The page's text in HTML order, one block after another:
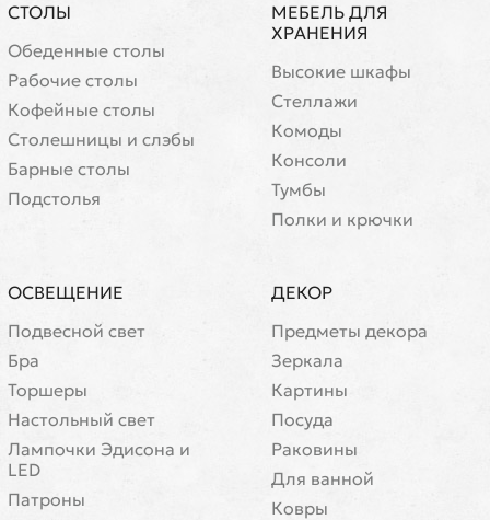
СТОЛЫ
Обеденные столы
Рабочие столы
Кофейные столы
Cтолешницы и слэбы
Барные столы
Подстолья
МЕБЕЛЬ ДЛЯ
ХРАНЕНИЯ
Высокие шкафы
Стеллажи
Комоды
Консоли
Тумбы
Полки и крючки
ОСВЕЩЕНИЕ
Подвесной свет
Бра
Торшеры
Настольный свет
Лампочки Эдисона и
LED
Патроны
ДЕКОР
Предметы декора
Зеркала
Картины
Посуда
Раковины
Для ванной
Ковры